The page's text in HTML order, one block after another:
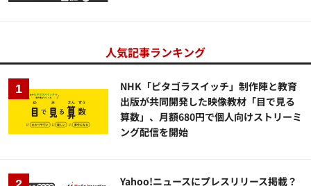
人気記事ランキング
NHK「ピタゴラスイッチ」制作陣と教育
出版が共同開発した映像教材「目で見る
算数」、月額680円で個人向けストリーミ
ング配信を開始
Yahoo!ニュースにプレスリリース掲載？